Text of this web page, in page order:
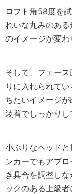
ロフト角58度を
れいな丸みのあ
のイメージが変わ
そして、フェー
りに入れられて
ちたいイメージ
装着でしっかりし
小ぶりなヘッド
ンカーでもアプ
き具合を調整し
ックのある上級者